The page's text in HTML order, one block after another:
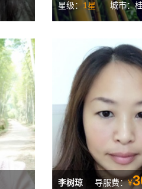
星级： 1星 城市：
李树琼 导服费：¥